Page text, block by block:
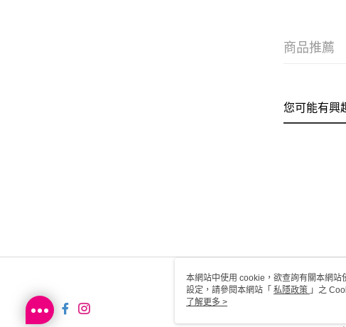
商品推薦
您可能有興
本網站中使用 cookie，欲查詢有關本網
設定，請參閱本網站「 私隱政策 」之
用 cookie。
了解更多 >